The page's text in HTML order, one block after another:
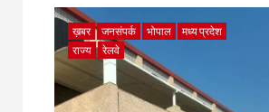
ख़बर जनसंपर्क भोपाल
मध्य प्रदेश
राज्य
रेलवे